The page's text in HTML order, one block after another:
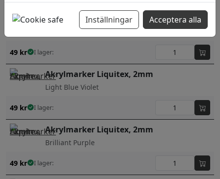
Akrylmarker Liquitex, 2mm
Cobalt Blue Hue
49 kr I lager:
Akrylmarker Liquitex, 2mm
Light Blue Violet
49 kr I lager:
Akrylmarker Liquitex, 2mm
Brilliant Purple
49 kr I lager:
Inställningar Acceptera alla